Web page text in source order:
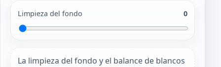
Limpieza del fondo 0
La limpieza del fondo y el balance de blancos